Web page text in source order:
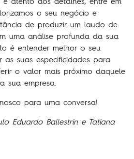
o seu negócio e
de produzir um laudo de
uma análise profunda da sua
é entender melhor o seu
as suas especificidades para
o valor mais próximo daquele
sua empresa.
para uma conversa!
Eduardo Ballestrin e Tatiana